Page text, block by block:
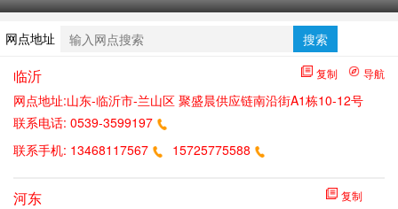
网点地址 搜索
临沂 复制 导航
网点地址:山东-临沂市-兰山区 聚盛晨供应链南沿街A1栋10-12号
联系电话: 0539-3599197
联系手机: 13468117567 15725775588
河东 复制